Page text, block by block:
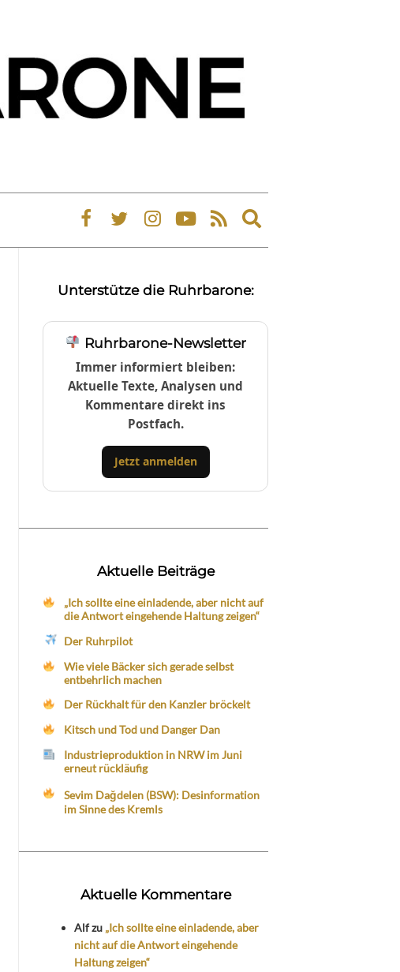
Expand
search
Unterstütze die Ruhrbarone:
Ruhrbarone-Newsletter
Immer informiert bleiben:
Aktuelle Texte, Analysen und
Kommentare direkt ins
Postfach.
Jetzt anmelden
Aktuelle Beiträge
„Ich sollte eine einladende, aber nicht auf
die Antwort eingehende Haltung zeigen“
Der Ruhrpilot
Wie viele Bäcker sich gerade selbst
entbehrlich machen
Der Rückhalt für den Kanzler bröckelt
Kitsch und Tod und Danger Dan
Industrieproduktion in NRW im Juni
erneut rückläufig
Sevim Dağdelen (BSW): Desinformation
im Sinne des Kremls
Aktuelle Kommentare
Alfzu „Ich sollte eine einladende, aber
nicht auf die Antwort eingehende
Haltung zeigen“